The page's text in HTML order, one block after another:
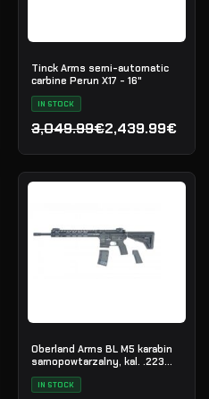
3,299.99€.
Tinck Arms semi-automatic
carbine Perun X17 - 16"
IN STOCK
3,049.99€
Pierwotna cena
2,439.99€
Aktualna cena wynosi:
Oberland Arms BL M5 karabin
samopowtarzalny, kal. .223
Rem
IN STOCK